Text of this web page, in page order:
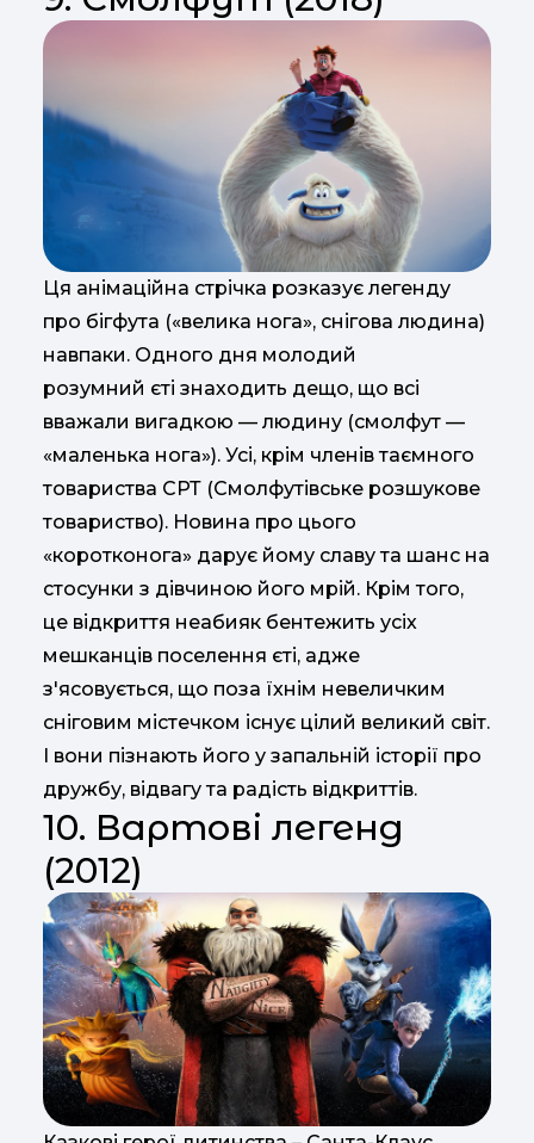
Ця анімаційна стрічка розказує легенду
про бігфута («велика нога», снігова людина)
навпаки. Одного дня молодий
розумний єті знаходить дещо, що всі
вважали вигадкою — людину (смолфут —
«маленька нога»). Усі, крім членів таємного
товариства СРТ (Смолфутівське розшукове
товариство). Новина про цього
«коротконога» дарує йому славу та шанс на
стосунки з дівчиною його мрій. Крім того,
це відкриття неабияк бентежить усіх
мешканців поселення єті, адже
з'ясовується, що поза їхнім невеличким
сніговим містечком існує цілий великий світ.
І вони пізнають його у запальній історії про
дружбу, відвагу та радість відкриттів.
10. Вартові легенд
(2012)